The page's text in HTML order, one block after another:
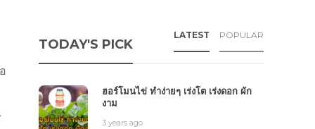
TODAY'S PICK
LATEST POPULAR
ฮอร์โมนไข่ ทำง่ายๆ เร่งโต เร่งดอก ผัก
งาม
3 years ago